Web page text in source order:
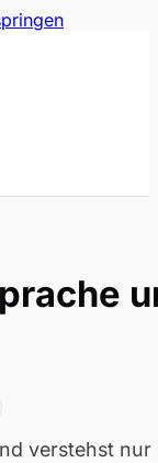
verstehst